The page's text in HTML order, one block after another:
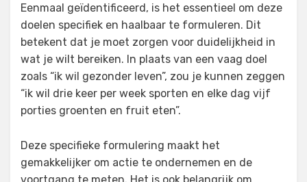
Eenmaal geïdentificeerd, is het essentieel om deze
doelen specifiek en haalbaar te formuleren. Dit
betekent dat je moet zorgen voor duidelijkheid in
wat je wilt bereiken. In plaats van een vaag doel
zoals “ik wil gezonder leven”, zou je kunnen zeggen
“ik wil drie keer per week sporten en elke dag vijf
porties groenten en fruit eten”.
Deze specifieke formulering maakt het
gemakkelijker om actie te ondernemen en de